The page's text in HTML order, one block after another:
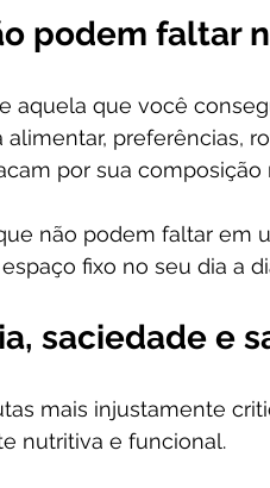
podem faltar
aquela que você
preferências,
por sua
não podem faltar em
fixo no seu dia a
saciedade e
mais injustamente
nutritiva e funcional.